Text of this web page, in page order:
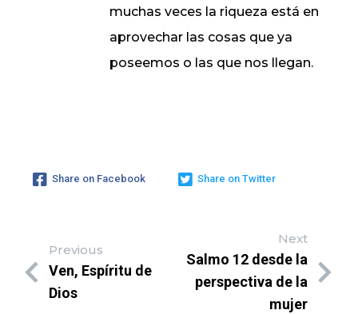
muchas veces la riqueza está en
aprovechar las cosas que ya
poseemos o las que nos llegan.
Share on Facebook Share on Twitter
Previous
Ven, Espíritu de
Dios
Next
Salmo 12 desde la
perspectiva de la
mujer